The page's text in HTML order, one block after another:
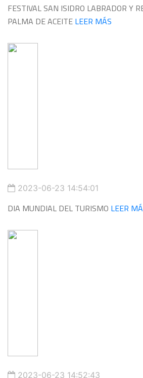
FESTIVAL SAN ISIDRO LABRADOR Y
PALMA DE ACEITELEER MÁS
2023-06-23 14:54:01
DIA MUNDIAL DEL TURISMO LEER
2023-06-23 14:52:43